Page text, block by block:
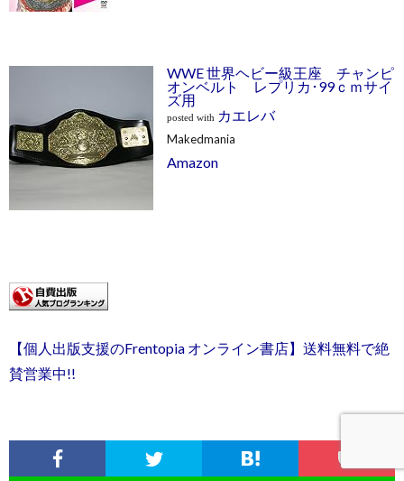
WWE 世界ヘビー級王座 チャンピ
オンベルト レプリカ･99ｃｍサイ
ズ用
posted with カエレバ
Makedmania
Amazon
【個人出版支援のFrentopia オンライン書店】送料無料で絶
賛営業中!!